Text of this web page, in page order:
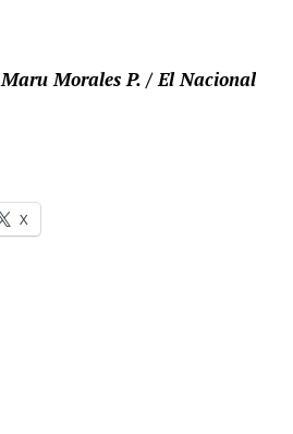
Maru Morales P. / El Nacional
X